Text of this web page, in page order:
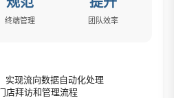
终端管理 团队效率
实现流向数据自动化处理
店拜访和管理流程